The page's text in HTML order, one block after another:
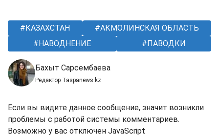
КАЗАХСТАН
АКМОЛИНСКАЯ ОБЛАСТЬ
НАВОДНЕНИЕ
ПАВОДКИ
Бахыт Сарсембаева
Редактор Taspanews.kz
Если вы видите данное сообщение, значит возникли
проблемы с работой системы комментариев.
Возможно у вас отключен JavaScript